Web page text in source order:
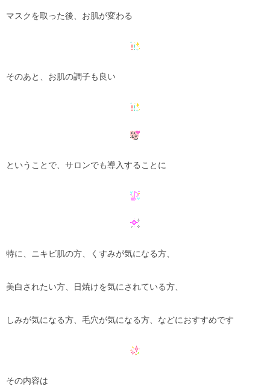
マスクを取った後、お肌が変わる
そのあと、お肌の調子も良い
ということで、サロンでも導入することに
特に、ニキビ肌の方、くすみが気になる方、
美白されたい方、日焼けを気にされている方、
しみが気になる方、毛穴が気になる方、などにおすすめです
その内容は